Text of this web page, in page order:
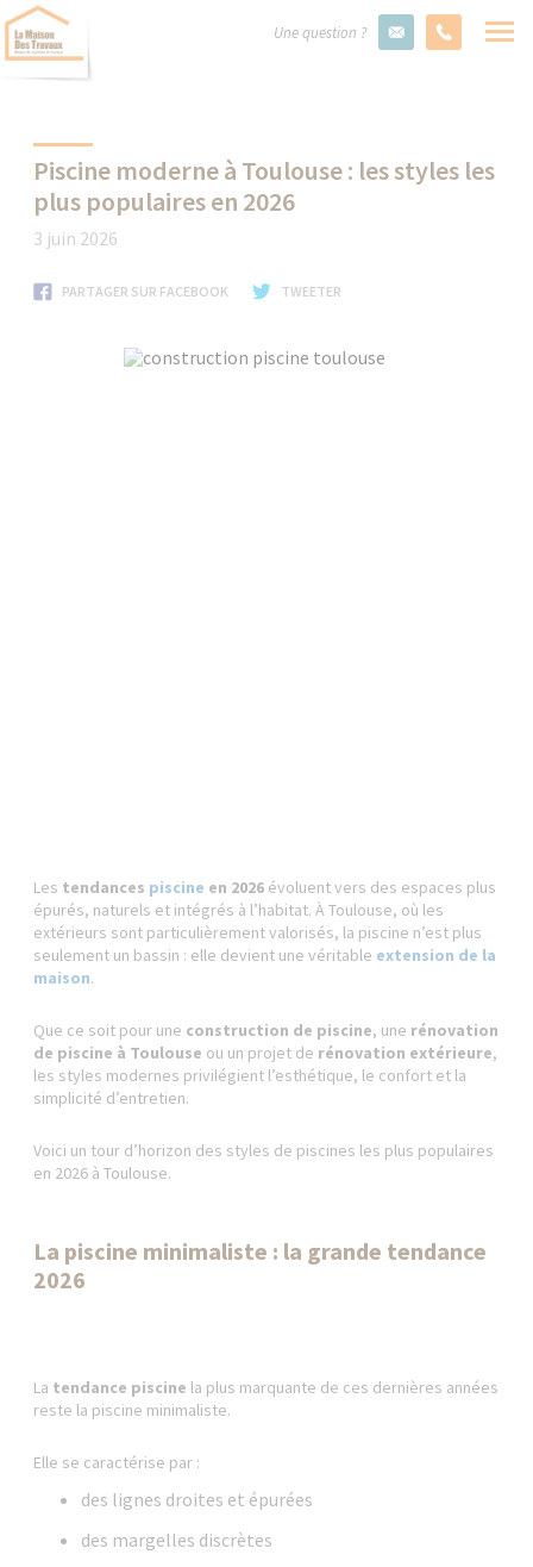
Une question ?
Piscine moderne à Toulouse : les styles les
plus populaires en 2026
3 juin 2026
PARTAGER SUR FACEBOOK TWEETER
Les tendances piscine en 2026 évoluent vers des espaces plus
épurés, naturels et intégrés à l’habitat. À Toulouse, où les
extérieurs sont particulièrement valorisés, la piscine n’est plus
seulement un bassin : elle devient une véritable extension de la
maison.
Que ce soit pour une construction de piscine, une rénovation
de piscine à Toulouse ou un projet de rénovation extérieure,
les styles modernes privilégient l’esthétique, le confort et la
simplicité d’entretien.
Voici un tour d’horizon des styles de piscines les plus populaires
en 2026 à Toulouse.
La piscine minimaliste : la grande tendance
2026
La tendance piscine la plus marquante de ces dernières années
reste la piscine minimaliste.
Elle se caractérise par :
des lignes droites et épurées
des margelles discrètes